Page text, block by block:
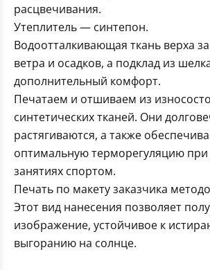
расцвечивания.
Утеплитель — синтепон.
Водоотталкивающая ткань верха
ветра и осадков, а подклад из
дополнительный комфорт.
Печатаем и отшиваем из
синтетических тканей. Они
растягиваются, а также
оптимальную терморегуляцию при
занятиях спортом.
Печать по макету заказчика
Этот вид нанесения позволяет
изображение, устойчивое к
выгоранию на солнце.